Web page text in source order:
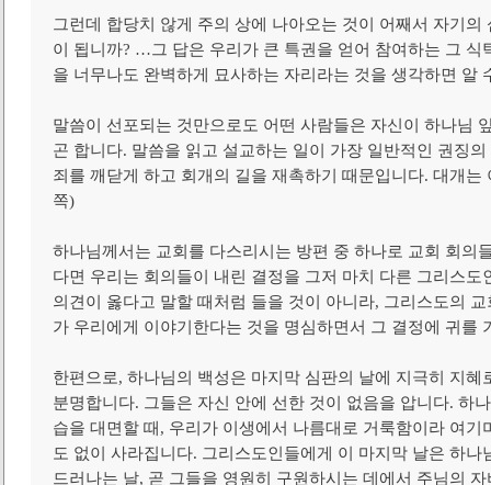
그런데 합당치 않게 주의 상에 나아오는 것이 어째서 자기의
이 됩니까? …그 답은 우리가 큰 특권을 얻어 참여하는 그 식
을 너무나도 완벽하게 묘사하는 자리라는 것을 생각하면 알
말씀이 선포되는 것만으로도 어떤 사람들은 자신이 하나님
곤 합니다. 말씀을 읽고 설교하는 일이 가장 일반적인 권징
죄를 깨닫게 하고 회개의 길을 재촉하기 때문입니다. 대개는
쪽)
하나님께서는 교회를 다스리시는 방편 중 하나로 교회 회의
다면 우리는 회의들이 내린 결정을 그저 마치 다른 그리스도
의견이 옳다고 말할 때처럼 들을 것이 아니라, 그리스도의
가 우리에게 이야기한다는 것을 명심하면서 그 결정에 귀를
한편으로, 하나님의 백성은 마지막 심판의 날에 지극히 지혜
분명합니다. 그들은 자신 안에 선한 것이 없음을 압니다. 하
습을 대면할 때, 우리가 이생에서 나름대로 거룩함이라 여기
도 없이 사라집니다. 그리스도인들에게 이 마지막 날은 하나
드러나는 날, 곧 그들을 영원히 구원하시는 데에서 주님의